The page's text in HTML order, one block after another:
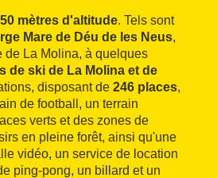
mètres d'altitude. Tels sont
Mare de Déu de les Neus,
de La Molina, à quelques
de ski de La Molina et de
disposant de 246 places,
de football, un terrain
verts et des zones de
en pleine forêt, ainsi qu'une
vidéo, un service de location
ping-pong, un billard et un